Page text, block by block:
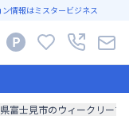
情報はミスタービジネス
富士見市のウィークリー